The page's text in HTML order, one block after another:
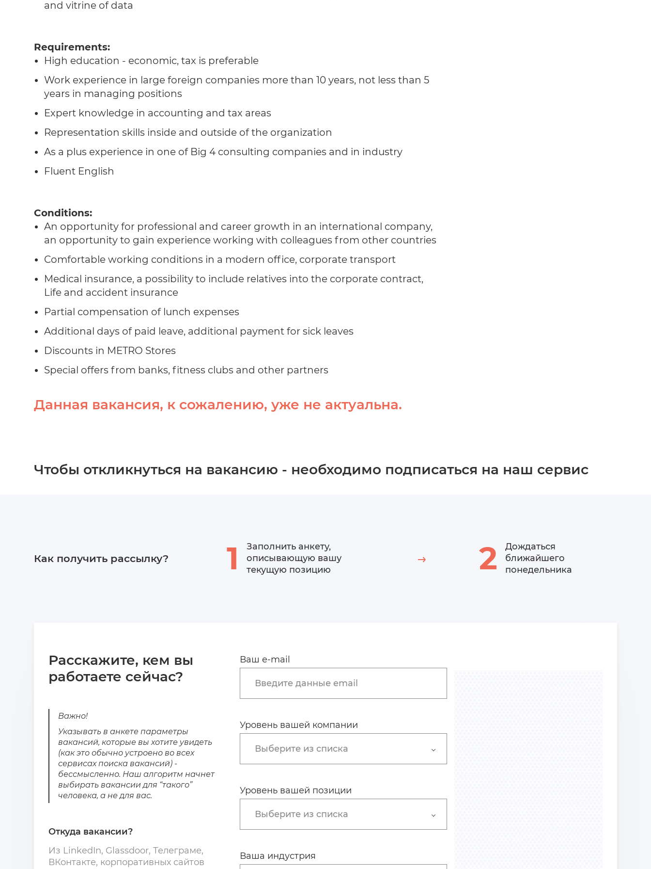
and vitrine of data
Requirements:
High education - economic, tax is preferable
Work experience in large foreign companies more than 10 years, not less than 5
years in managing positions
Expert knowledge in accounting and tax areas
Representation skills inside and outside of the organization
As a plus experience in one of Big 4 consulting companies and in industry
Fluent English
Conditions:
An opportunity for professional and career growth in an international company,
an opportunity to gain experience working with colleagues from other countries
Comfortable working conditions in a modern office, corporate transport
Medical insurance, a possibility to include relatives into the corporate contract,
Life and accident insurance
Partial compensation of lunch expenses
Additional days of paid leave, additional payment for sick leaves
Discounts in METRO Stores
Special offers from banks, fitness clubs and other partners
Данная вакансия, к сожалению, уже не актуальна.
Чтобы откликнуться на вакансию - необходимо подписаться на наш сервис
Как получить рассылку? 1
Заполнить анкету,
описывающую вашу
текущую позицию
2
Дождаться
ближайшего
понедельника
Расскажите, кем вы
работаете сейчас?
Важно!
Указывать в анкете параметры
вакансий, которые вы хотите увидеть
(как это обычно устроено во всех
сервисах поиска вакансий) -
бессмысленно. Наш алгоритм начнет
выбирать вакансии для “такого”
человека, а не для вас.
Откуда вакансии?
Из LinkedIn, Glassdoor, Телеграме,
ВКонтакте, корпоративных сайтов
Ваш e-mail
Введите данные email
Уровень вашей компании
Выберите из списка
Уровень вашей позиции
Выберите из списка
Ваша индустрия